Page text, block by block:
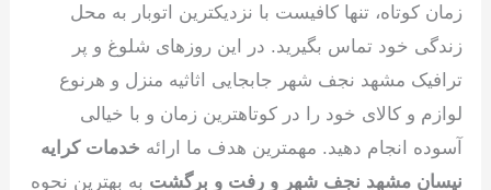
زمان کوتاه، تنها کافیست با نزدیکترین اتوبار به محل
زندگی خود تماس بگیرید. در این روزهای شلوغ و پر
ترافیک مشهد نجف شهر جابجایی اثاثیه منزل و هرنوع
لوازم و کالای خود را در کوتاهترین زمان و با خیالی
آسوده انجام دهید. مهمترین هدف ما ارائه خدمات کرایه
نیسان مشهد نجف شهر و رفت و برگشت به بهترین نحوه